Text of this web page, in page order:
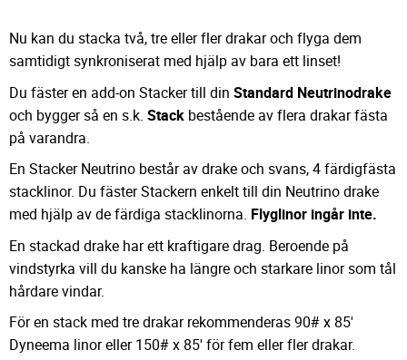
Nu kan du stacka två, tre eller fler drakar och flyga dem
samtidigt synkroniserat med hjälp av bara ett linset!
Du fäster en add-on Stacker till din Standard Neutrinodrake
och bygger så en s.k. Stack bestående av flera drakar fästa
på varandra.
En Stacker Neutrino består av drake och svans, 4 färdigfästa
stacklinor. Du fäster Stackern enkelt till din Neutrino drake
med hjälp av de färdiga stacklinorna. Flyglinor ingår inte.
En stackad drake har ett kraftigare drag. Beroende på
vindstyrka vill du kanske ha längre och starkare linor som tål
hårdare vindar.
För en stack med tre drakar rekommenderas 90# x 85'
Dyneema linor eller 150# x 85' för fem eller fler drakar.